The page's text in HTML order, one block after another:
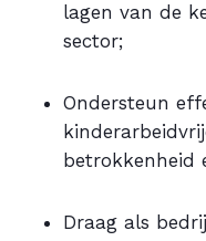
lagen van de
sector;
Ondersteun
betrokkenheid
Draag als